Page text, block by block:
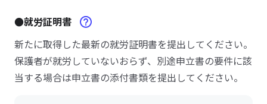
●就労証明書
新たに取得した最新の就労証明書を提出してください。
保護者が就労していないおらず、別途申立書の要件に該
当する場合は申立書の添付書類を提出してください。